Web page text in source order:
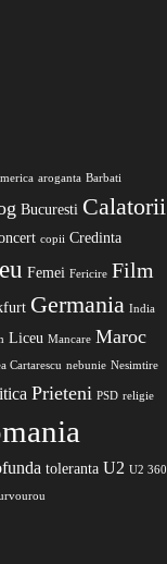
aroganta Barbati
Bucuresti Calatorii
copii Credinta
Femei Fericire Film
Germania India
Liceu Mancare Maroc
Cartarescu nebunie Nesimtire
Prieteni PSD religie
toleranta U2 U2 360